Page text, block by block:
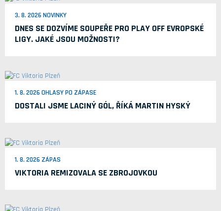
3. 8. 2026 NOVINKY
DNES SE DOZVÍME SOUPEŘE PRO PLAY OFF EVROPSKÉ
LIGY. JAKÉ JSOU MOŽNOSTI?
1. 8. 2026 OHLASY PO ZÁPASE
DOSTALI JSME LACINÝ GÓL, ŘÍKÁ MARTIN HYSKÝ
1. 8. 2026 ZÁPAS
VIKTORIA REMIZOVALA SE ZBROJOVKOU